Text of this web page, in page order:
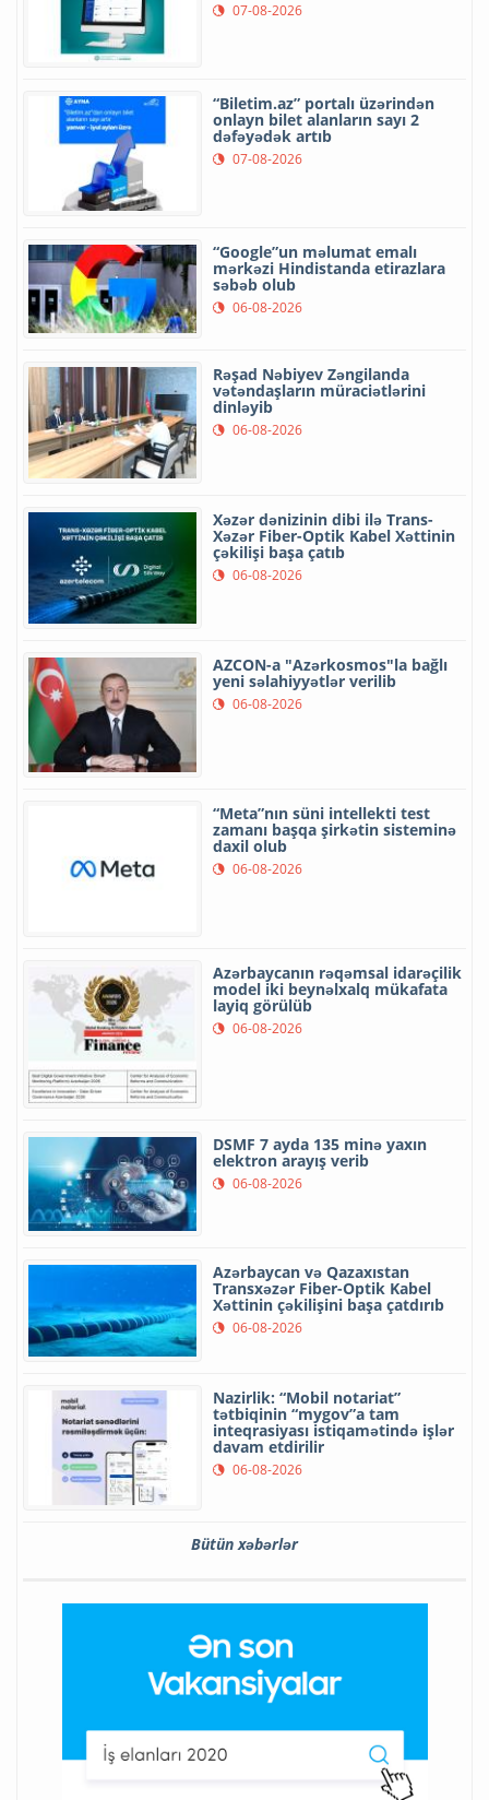
07-08-2026
“Biletim.az” portalı üzərindən
onlayn bilet alanların sayı 2
dəfəyədək artıb
07-08-2026
“Google”un məlumat emalı
mərkəzi Hindistanda etirazlara
səbəb olub
06-08-2026
Rəşad Nəbiyev Zəngilanda
vətəndaşların müraciətlərini
dinləyib
06-08-2026
Xəzər dənizinin dibi ilə Trans-
Xəzər Fiber-Optik Kabel Xəttinin
çəkilişi başa çatıb
06-08-2026
AZCON-a "Azərkosmos"la bağlı
yeni səlahiyyətlər verilib
06-08-2026
“Meta”nın süni intellekti test
zamanı başqa şirkətin sisteminə
daxil olub
06-08-2026
Azərbaycanın rəqəmsal idarəçilik
model iki beynəlxalq mükafata
layiq görülüb
06-08-2026
DSMF 7 ayda 135 minə yaxın
elektron arayış verib
06-08-2026
Azərbaycan və Qazaxıstan
Transxəzər Fiber-Optik Kabel
Xəttinin çəkilişini başa çatdırıb
06-08-2026
Nazirlik: “Mobil notariat”
tətbiqinin “mygov”a tam
inteqrasiyası istiqamətində işlər
davam etdirilir
06-08-2026
Bütün xəbərlər